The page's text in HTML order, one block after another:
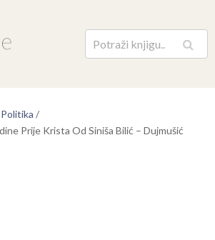
Pretraga
/
Prije Krista Od Siniša Bilić – Dujmušić